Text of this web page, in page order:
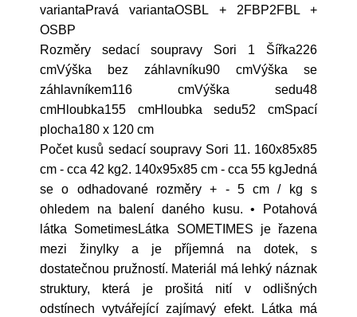
variantaPravá variantaOSBL + 2FBP2FBL +
OSBP
Rozměry sedací soupravy Sori 1 Šířka226
cmVýška bez záhlavníku90 cmVýška se
záhlavníkem116 cmVýška sedu48
cmHloubka155 cmHloubka sedu52 cmSpací
plocha180 x 120 cm
Počet kusů sedací soupravy Sori 11. 160x85x85
cm - cca 42 kg2. 140x95x85 cm - cca 55 kgJedná
se o odhadované rozměry + - 5 cm / kg s
ohledem na balení daného kusu. • Potahová
látka SometimesLátka SOMETIMES je řazena
mezi žinylky a je příjemná na dotek, s
dostatečnou pružností. Materiál má lehký náznak
struktury, která je prošitá nití v odlišných
odstínech vytvářející zajímavý efekt. Látka má